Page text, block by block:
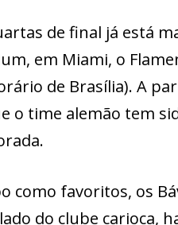
de final já está
em Miami, o
de Brasília). A
o time alemão tem
como favoritos, os
do clube carioca,